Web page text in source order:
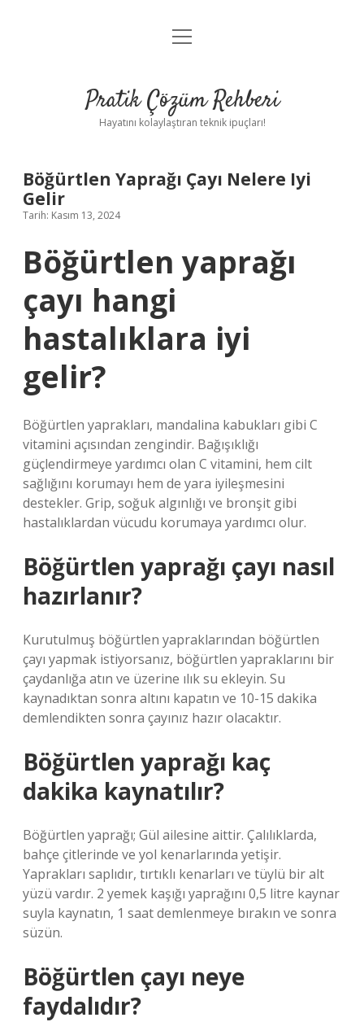
Anasayfa
Yasal Uyarı
menüyü
Pratik Çözüm Rehberi
Hayatını kolaylaştıran teknik ipuçları!
Böğürtlen Yaprağı Çayı Nelere Iyi
Gelir
Tarih: Kasım 13, 2024
Böğürtlen yaprağı
çayı hangi
hastalıklara iyi
gelir?
Böğürtlen yaprakları, mandalina kabukları gibi C
vitamini açısından zengindir. Bağışıklığı
güçlendirmeye yardımcı olan C vitamini, hem cilt
sağlığını korumayı hem de yara iyileşmesini
destekler. Grip, soğuk algınlığı ve bronşit gibi
hastalıklardan vücudu korumaya yardımcı olur.
Böğürtlen yaprağı çayı nasıl
hazırlanır?
Kurutulmuş böğürtlen yapraklarından böğürtlen
çayı yapmak istiyorsanız, böğürtlen yapraklarını bir
çaydanlığa atın ve üzerine ılık su ekleyin. Su
kaynadıktan sonra altını kapatın ve 10-15 dakika
demlendikten sonra çayınız hazır olacaktır.
Böğürtlen yaprağı kaç
dakika kaynatılır?
Böğürtlen yaprağı; Gül ailesine aittir. Çalılıklarda,
bahçe çitlerinde ve yol kenarlarında yetişir.
Yaprakları saplıdır, tırtıklı kenarları ve tüylü bir alt
yüzü vardır. 2 yemek kaşığı yaprağını 0,5 litre kaynar
suyla kaynatın, 1 saat demlenmeye bırakın ve sonra
süzün.
Böğürtlen çayı neye
faydalıdır?